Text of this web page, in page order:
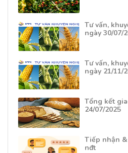
Tư vấn,
ngày 30/07/
Tư vấn,
ngày 21/11/
Tổng kết
24/07/2025
Tiếp nhận
nđt